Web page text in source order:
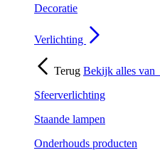
Decoratie
Verlichting
Terug Bekijk alles van
Sfeerverlichting
Staande lampen
Onderhouds producten